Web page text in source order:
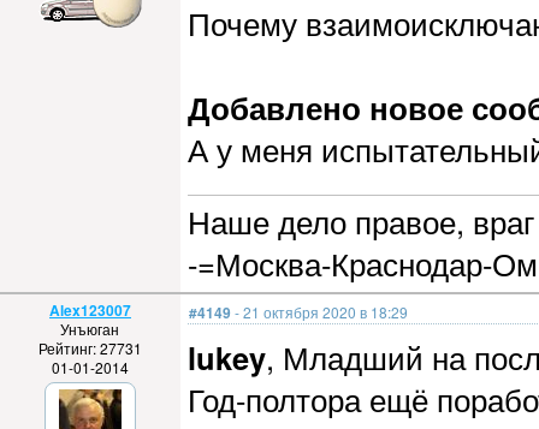
Почему
Добавлено новое
А у меня
Наше дело правое,
-=Москва-Краснодар-
Alex123007
Унъюган
Рейтинг: 27731
01-01-2014
#4149- 21 октября 2020 в 18:29
lukey, Младший на
Год-полтора ещё